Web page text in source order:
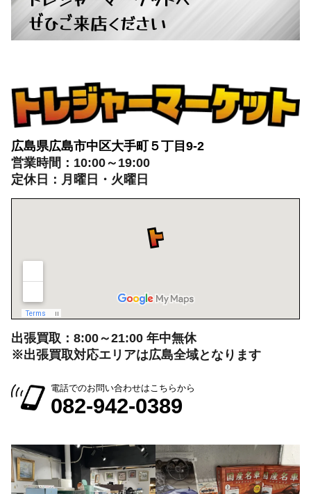
広島県広島市中区大手町５丁目9-2
営業時間：10:00～19:00
定休日：月曜日・火曜日
出張買取：8:00～21:00 年中無休
※出張買取対応エリアは広島全域となります
082-942-0389